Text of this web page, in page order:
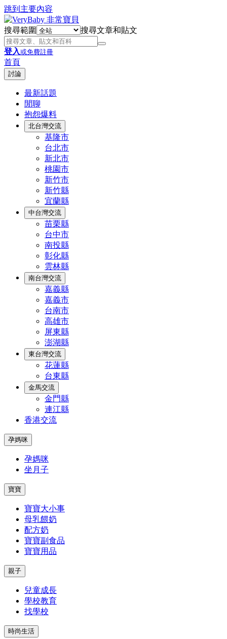
跳到主要內容
搜尋範圍 搜尋文章和貼文
登入或免費註冊
首頁
討論
最新話題
閒聊
抱怨爆料
北台灣交流
基隆市
台北市
新北市
桃園市
新竹市
新竹縣
宜蘭縣
中台灣交流
苗栗縣
台中市
南投縣
彰化縣
雲林縣
南台灣交流
嘉義縣
嘉義市
台南市
高雄市
屏東縣
澎湖縣
東台灣交流
花蓮縣
台東縣
金馬交流
金門縣
連江縣
香港交流
孕媽咪
孕媽咪
坐月子
寶寶
寶寶大小事
母乳餵奶
配方奶
寶寶副食品
寶寶用品
親子
兒童成長
學校教育
找學校
時尚生活